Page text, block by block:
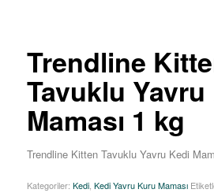
Trendline
Tavuklu Yavru
Maması 1 kg
Trendline Kitten Tavuklu Yavru Kedi
Kategoriler: Kedi, Kedi Yavru Kuru Maması